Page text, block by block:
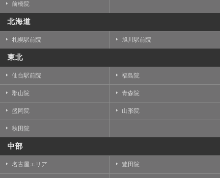
前橋院
北海道
札幌駅前院 旭川駅前院
東北
仙台駅前院 福島院
郡山院 青森院
盛岡院 山形院
秋田院
中部
名古屋エリア 豊田院